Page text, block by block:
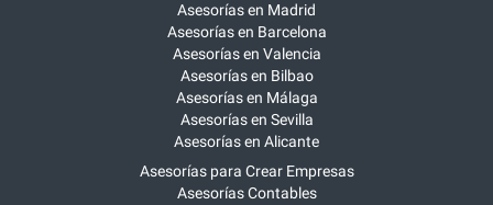
Asesorías en Madrid
Asesorías en Barcelona
Asesorías en Valencia
Asesorías en Bilbao
Asesorías en Málaga
Asesorías en Sevilla
Asesorías en Alicante
Asesorías para Crear Empresas
Asesorías Contables